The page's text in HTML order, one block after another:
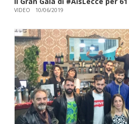
VIDEO 10/06/2019